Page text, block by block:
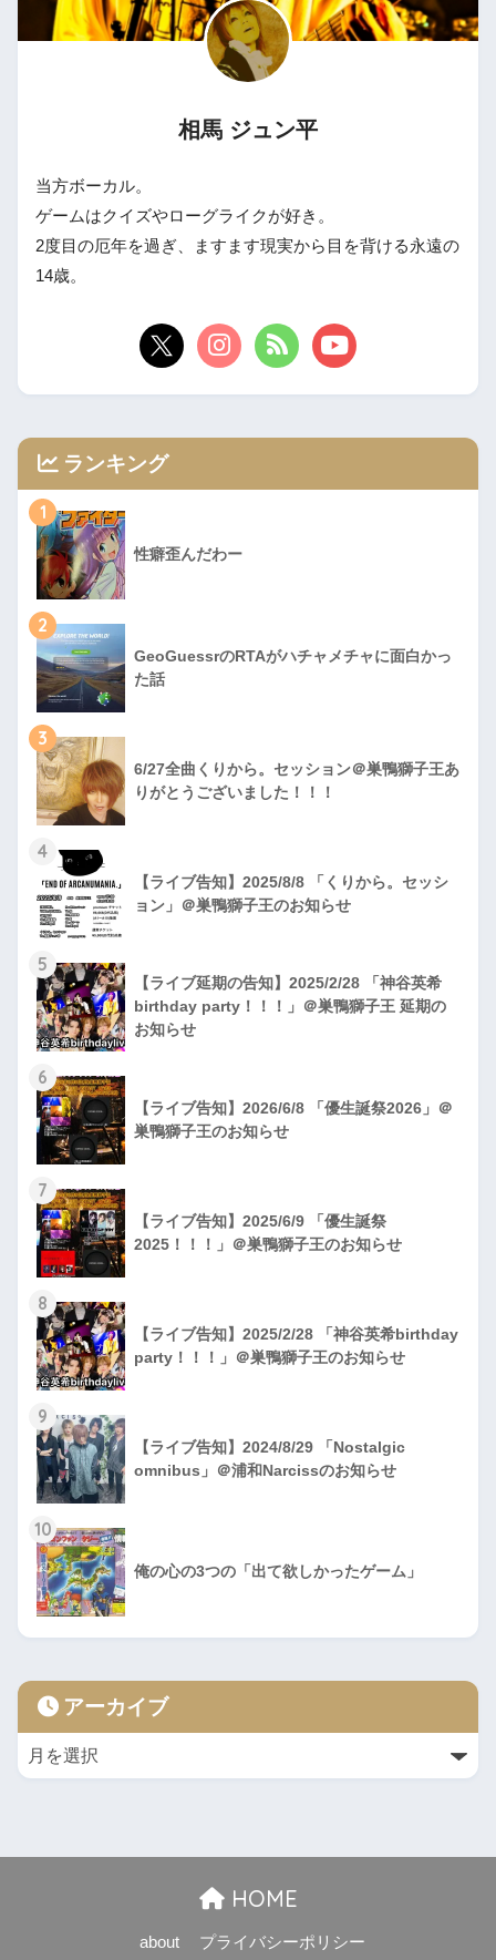
相馬 ジュン平
当方ボーカル。
ゲームはクイズやローグライクが好き。
2度目の厄年を過ぎ、ますます現実から目を背ける永遠の
14歳。
ランキング
1
性癖歪んだわー
2
GeoGuessrのRTAがハチャメチャに面白かっ
た話
3
6/27全曲くりから。セッション＠巣鴨獅子王あ
りがとうございました！！！
4
【ライブ告知】2025/8/8 「くりから。セッシ
ョン」＠巣鴨獅子王のお知らせ
5
【ライブ延期の告知】2025/2/28 「神谷英希
birthday party！！！」＠巣鴨獅子王 延期の
お知らせ
6
【ライブ告知】2026/6/8 「優生誕祭2026」＠
巣鴨獅子王のお知らせ
7
【ライブ告知】2025/6/9 「優生誕祭
2025！！！」＠巣鴨獅子王のお知らせ
8
【ライブ告知】2025/2/28 「神谷英希birthday
party！！！」＠巣鴨獅子王のお知らせ
9
【ライブ告知】2024/8/29 「Nostalgic
omnibus」＠浦和Narcissのお知らせ
10
俺の心の3つの「出て欲しかったゲーム」
アーカイブ
HOME
about プライバシーポリシー